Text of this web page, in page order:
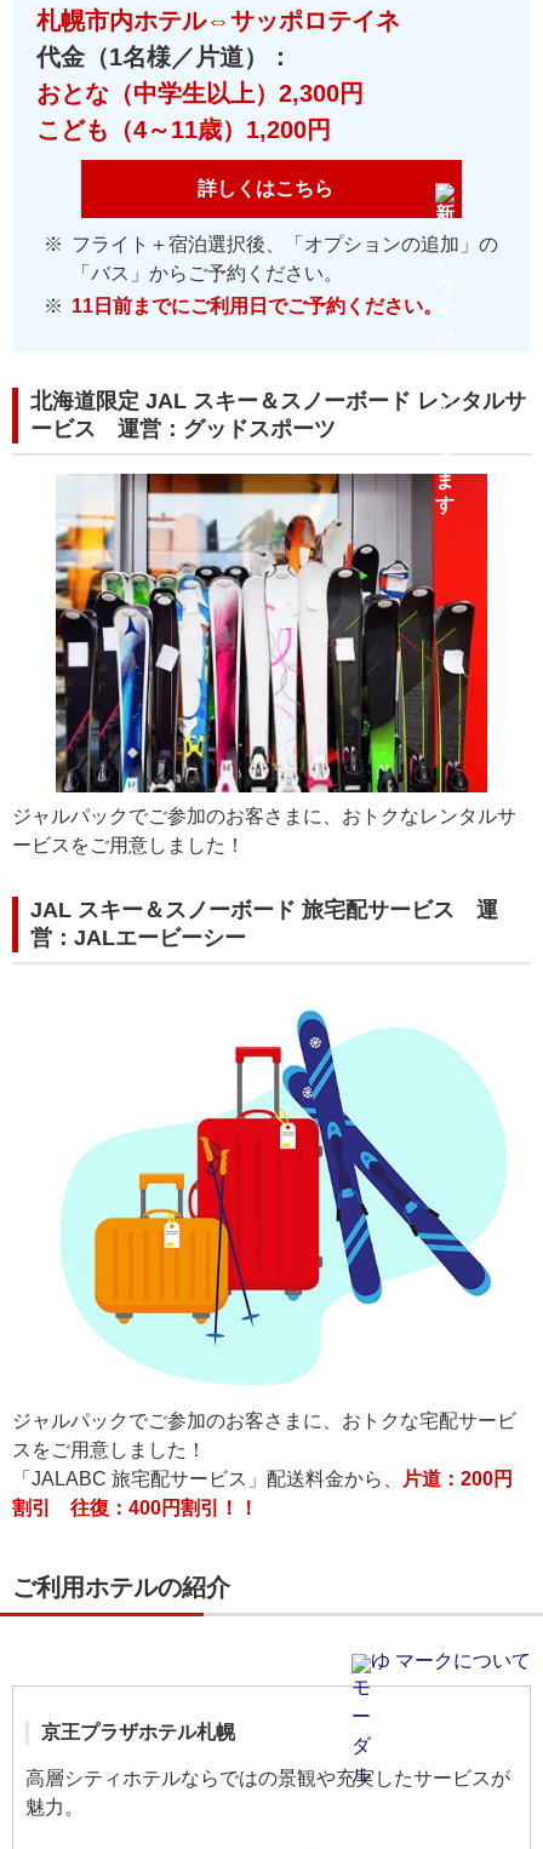
札幌市内ホテル⇔サッポロテイネ
代金（1名様／片道）：
おとな（中学生以上）2,300円
こども（4～11歳）1,200円
詳しくはこちら
フライト＋宿泊選択後、「オプションの追加」の
「バス」からご予約ください。
11日前までにご利用日でご予約ください。
北海道限定 JAL スキー＆スノーボード レンタルサ
ービス 運営：グッドスポーツ
ジャルパックでご参加のお客さまに、おトクなレンタルサ
ービスをご用意しました！
JAL スキー＆スノーボード 旅宅配サービス 運
営：JALエービーシー
ジャルパックでご参加のお客さまに、おトクな宅配サービ
スをご用意しました！
「JALABC 旅宅配サービス」配送料金から、
片道：200円
割引 往復：400円割引！！
ご利用ホテルの紹介
ゆ マークについて
京王プラザホテル札幌
高層シティホテルならではの景観や充実したサービスが
魅力。